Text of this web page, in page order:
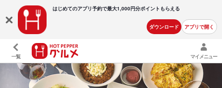
はじめてのアプリ予約で最大1,000円分ポイントもらえる
ダウンロード アプリで開く
一覧 マイメニュー